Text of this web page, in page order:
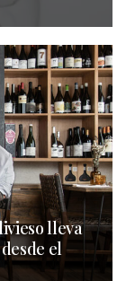
lleva
el